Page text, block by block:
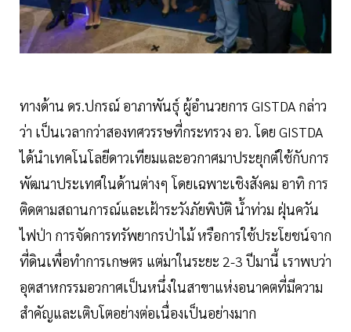
ทางด้าน ดร.ปกรณ์ อาภาพันธุ์ ผู้อำนวยการ GISTDA กล่าว
ว่า เป็นเวลากว่าสองทศวรรษที่กระทรวง อว. โดย GISTDA
ได้นำเทคโนโลยีดาวเทียมและอวกาศมาประยุกต์ใช้กับการ
พัฒนาประเทศในด้านต่างๆ โดยเฉพาะเชิงสังคม อาทิ การ
ติดตามสถานการณ์และเฝ้าระวังภัยพิบัติ น้ำท่วม ฝุ่นควัน
ไฟป่า การจัดการทรัพยากรป่าไม้ หรือการใช้ประโยชน์จาก
ที่ดินเพื่อทำการเกษตร แต่มาในระยะ 2-3 ปีมานี้ เราพบว่า
อุตสาหกรรมอวกาศเป็นหนึ่งในสาขาแห่งอนาคตที่มีความ
สำคัญและเติบโตอย่างต่อเนื่องเป็นอย่างมาก